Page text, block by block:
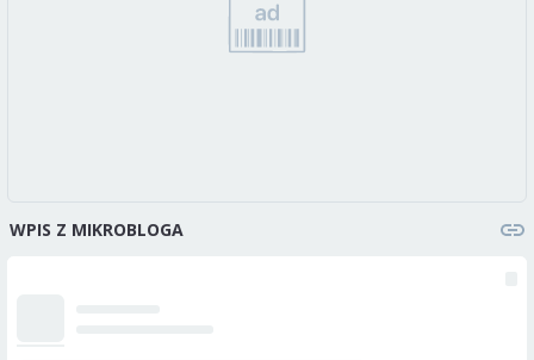
WPIS Z MIKROBLOGA